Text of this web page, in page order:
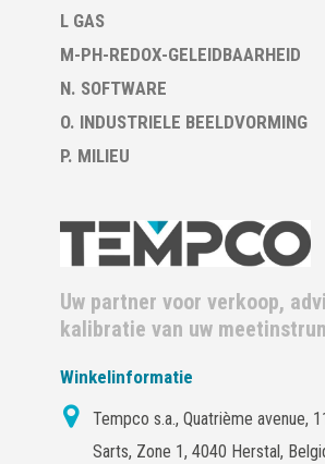
L GAS
M-PH-REDOX-GELEIDBAARHEID
N. SOFTWARE
O. INDUSTRIELE BEELDVORMING
P. MILIEU
Uw partner voor verkoop,
kalibratie van uw
Winkelinformatie
Tempco s.a., Quatrième avenue,
Sarts, Zone 1, 4040 Herstal,